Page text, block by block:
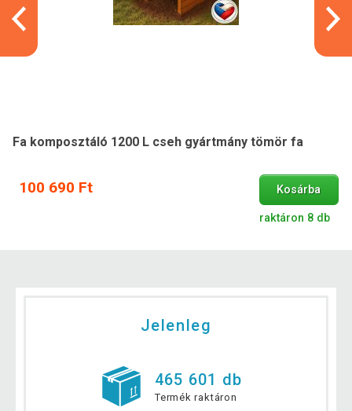
Fa komposztáló 1200 L cseh gyártmány tömör fa
100 690 Ft Kosárba
raktáron 8 db
Jelenleg
465 601 db
Termék raktáron